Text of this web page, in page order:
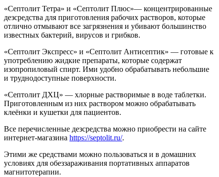
«Септолит Тетра» и «Септолит Плюс»— концентрированные
дезсредства для приготовления рабочих растворов, которые
отлично отмывают все загрязнения и убивают большинство
известных бактерий, вирусов и грибков.
«Септолит Экспресс» и «Септолит Антисептик» — готовые к
употреблению жидкие препараты, которые содержат
изопропиловый спирт. Ими удобно обрабатывать небольшие
и труднодоступные поверхности.
«Септолит ДХЦ» — хлорные растворимые в воде таблетки.
Приготовленным из них раствором можно обрабатывать
клеёнки и кушетки для пациентов.
Все перечисленные дезсредства можно приобрести на сайте
интернет-магазина https://septolit.ru/.
Этими же средствами можно пользоваться и в домашних
условиях для обеззараживания портативных аппаратов
магнитотерапии.